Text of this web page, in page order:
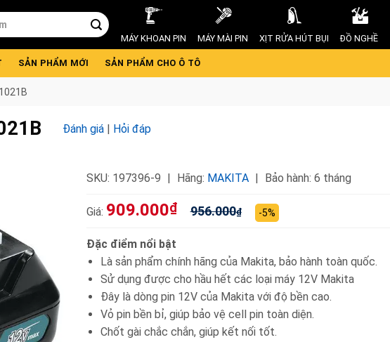
MÁY KHOAN PIN MÁY MÀI PIN XỊT RỬA HÚT BỤI ĐỒ NGHỀ
SẢN PHẨM MỚI SẢN PHẨM CHO Ô TÔ
Đánh giá | Hỏi đáp
SKU: 197396-9 Hãng: MAKITA Bảo hành: 6 tháng
Giá: 909.000₫ 956.000₫ -5%
Đặc điểm nổi bật
Là sản phẩm chính hãng của Makita, bảo hành toàn quốc.
Sử dụng được cho hầu hết các loại máy 12V Makita
Đây là dòng pin 12V của Makita với độ bền cao.
Vỏ pin bền bỉ, giúp bảo vệ cell pin toàn diện.
Chốt gài chắc chắn, giúp kết nối tốt.